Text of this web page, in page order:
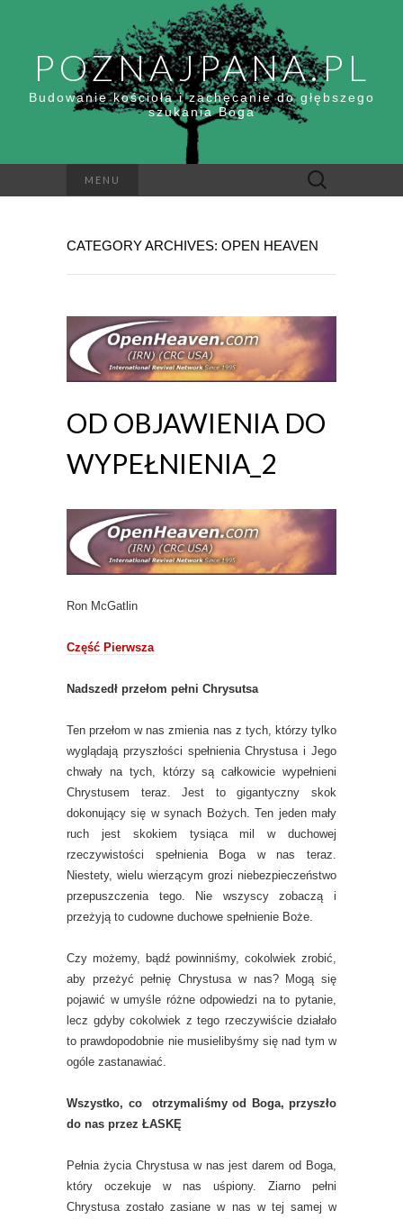
POZNAJPANA.PL
Budowanie kościoła i zachęcanie do głębszego
szukania Boga
MENU Szukaj:
CATEGORY ARCHIVES: OPEN HEAVEN
OD OBJAWIENIA DO
WYPEŁNIENIA_2
Ron McGatlin
Część Pierwsza
Nadszedł przełom pełni Chrysutsa
Ten przełom w nas zmienia nas z tych, którzy tylko
wyglądają przyszłości spełnienia Chrystusa i Jego
chwały na tych, którzy są całkowicie wypełnieni
Chrystusem teraz. Jest to gigantyczny skok
dokonujący się w synach Bożych. Ten jeden mały
ruch jest skokiem tysiąca mil w duchowej
rzeczywistości spełnienia Boga w nas teraz.
Niestety, wielu wierzącym grozi niebezpieczeństwo
przepuszczenia tego. Nie wszyscy zobaczą i
przeżyją to cudowne duchowe spełnienie Boże.
Czy możemy, bądź powinniśmy, cokolwiek zrobić,
aby przeżyć pełnię Chrystusa w nas? Mogą się
pojawić w umyśle różne odpowiedzi na to pytanie,
lecz gdyby cokolwiek z tego rzeczywiście działało
to prawdopodobnie nie musielibyśmy się nad tym w
ogóle zastanawiać.
Wszystko, co otrzymaliśmy od Boga, przyszło
do nas przez ŁASKĘ
Pełnia życia Chrystusa w nas jest darem od Boga,
który oczekuje w nas uśpiony. Ziarno pełni
Chrystusa zostało zasiane w nas w tej samej w